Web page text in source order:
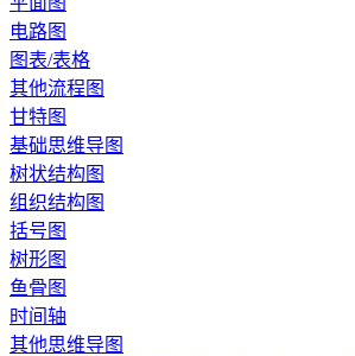
电路图
图表/表格
其他流程图
甘特图
基础思维导图
树状结构图
组织结构图
括号图
树形图
鱼骨图
时间轴
其他思维导图